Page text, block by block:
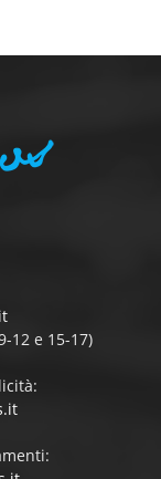
12 e 15-17)